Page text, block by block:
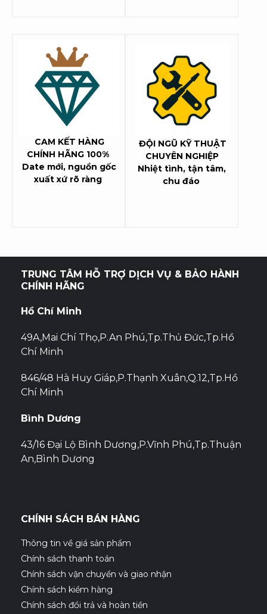
CAM KẾT HÀNG
CHÍNH HÃNG 100%
Date mới, nguồn gốc
xuất xứ rõ ràng
ĐỘI NGŨ KỸ THUẬT
CHUYÊN NGHIỆP
Nhiệt tình, tận tâm,
chu đáo
TRUNG TÂM HỖ TRỢ DỊCH VỤ & BẢO HÀNH
CHÍNH HÃNG
Hồ Chí Minh
49A,Mai Chí Thọ,P.An Phú,Tp.Thủ Đức,Tp.Hồ
Chí Minh
846/48 Hà Huy Giáp,P.Thạnh Xuân,Q.12,Tp.Hồ
Chí Minh
Bình Dương
43/16 Đại Lộ Bình Dương,P.Vĩnh Phú,Tp.Thuận
An,Bình Dương
CHÍNH SÁCH BÁN HÀNG
Thông tin về giá sản phẩm
Chính sách thanh toán
Chính sách vận chuyển và giao nhận
Chính sách kiểm hàng
Chính sách đổi trả và hoàn tiền